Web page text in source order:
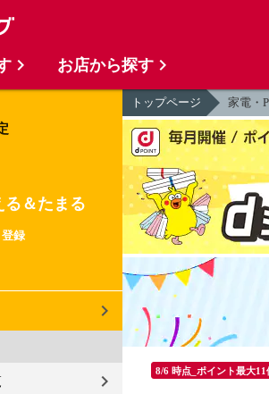
る＆たまる
録
トップページ 家電・
8/6 時点_ポイント最大11
お店から探す